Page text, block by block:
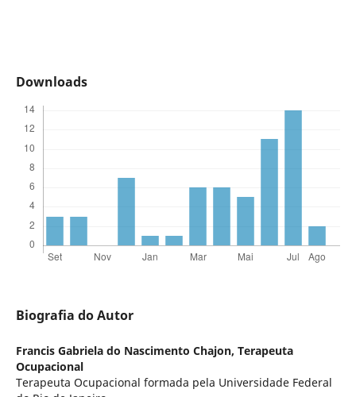
Downloads
Biografia do Autor
Francis Gabriela do Nascimento Chajon, Terapeuta
Ocupacional
Terapeuta Ocupacional formada pela Universidade Federal